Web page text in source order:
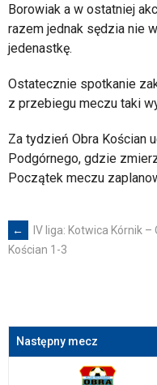
Borowiak a w ostatniej
razem jednak sędzia nie
jedenastkę.
Ostatecznie spotkanie
z przebiegu meczu taki
Za tydzień Obra Kościan
Podgórnego, gdzie
Początek meczu
Post
←
IV liga: Kotwica Kórnik –
Kościan 1-3
Następny mecz